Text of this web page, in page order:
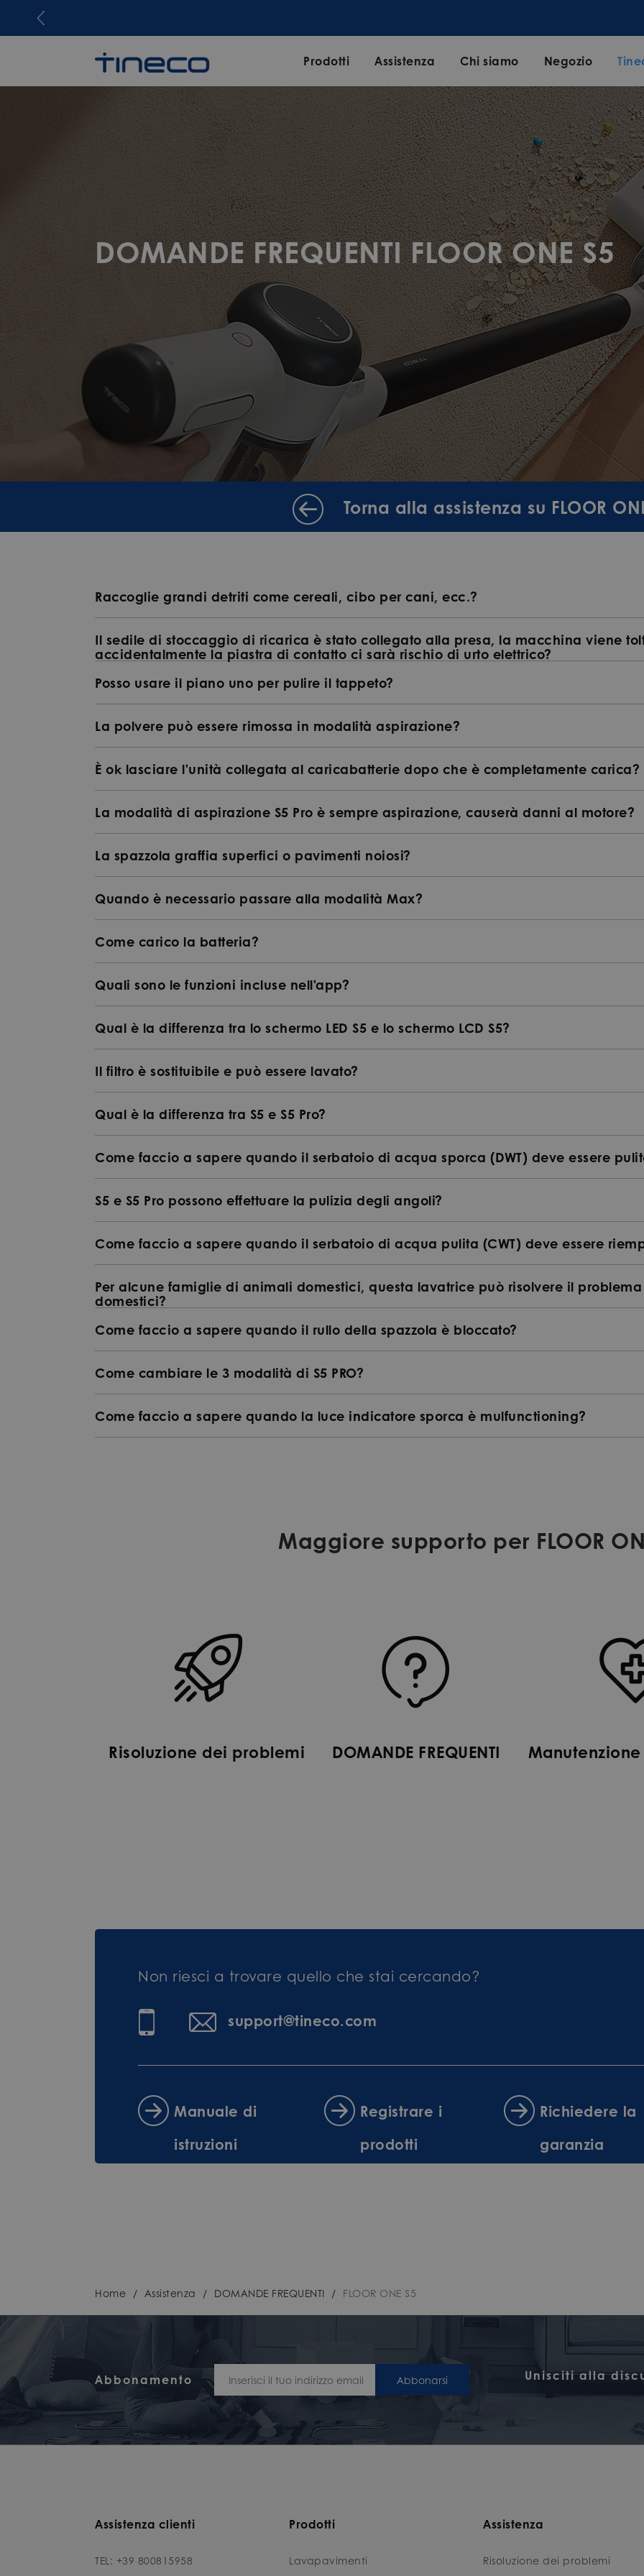
Prodotti Assistenza Chi siamo Negozio
DOMANDE FREQUENTI FLOOR ONE S5
Torna alla assistenza su FLOOR
Raccoglie grandi detriti come cereali, cibo per cani, ecc.?
Il sedile di stoccaggio di ricarica è stato collegato alla presa, la macchina viene
accidentalmente la piastra di contatto ci sarà rischio di urto elettrico?
Posso usare il piano uno per pulire il tappeto?
La polvere può essere rimossa in modalità aspirazione?
È ok lasciare l'unità collegata al caricabatterie dopo che è completamente carica?
La modalità di aspirazione S5 Pro è sempre aspirazione, causerà danni al motore?
La spazzola graffia superfici o pavimenti noiosi?
Quando è necessario passare alla modalità Max?
Come carico la batteria?
Quali sono le funzioni incluse nell'app?
Qual è la differenza tra lo schermo LED S5 e lo schermo LCD S5?
Il filtro è sostituibile e può essere lavato?
Qual è la differenza tra S5 e S5 Pro?
Come faccio a sapere quando il serbatoio di acqua sporca (DWT) deve essere
S5 e S5 Pro possono effettuare la pulizia degli angoli?
Come faccio a sapere quando il serbatoio di acqua pulita (CWT) deve essere
Per alcune famiglie di animali domestici, questa lavatrice può risolvere il
domestici?
Come faccio a sapere quando il rullo della spazzola è bloccato?
Come cambiare le 3 modalità di S5 PRO?
Come faccio a sapere quando la luce indicatore sporca è mulfunctioning?
Maggiore supporto per FLOOR
Risoluzione dei problemi DOMANDE FREQUENTI
Non riesci a trovare quello che stai cercando?
support@tineco.com
Manuale di
istruzioni
Registrare i
prodotti
Richiedere la
garanzia
Home / Assistenza / DOMANDE FREQUENTI / FLOOR ONE S5
Abbonamento Abbonarsi Unisciti alla
Assistenza clienti
TEL: +39 800815958
Prodotti
Lavapavimenti
Assistenza
Risoluzione dei problemi